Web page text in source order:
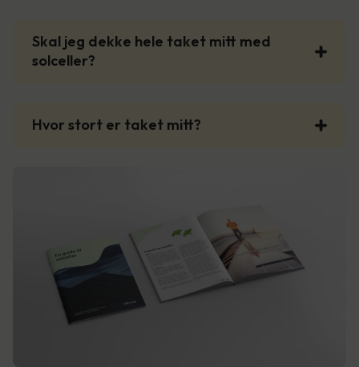
Skal jeg dekke hele taket mitt med
solceller?
Hvor stort er taket mitt?